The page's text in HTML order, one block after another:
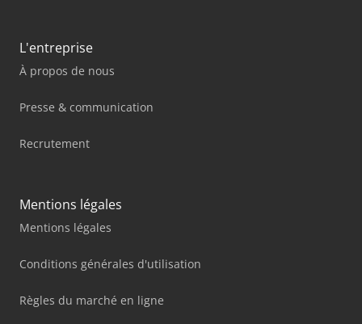
L'entreprise
À propos de nous
Presse & communication
Recrutement
Mentions légales
Mentions légales
Conditions générales d'utilisation
Règles du marché en ligne